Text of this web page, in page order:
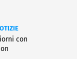
con